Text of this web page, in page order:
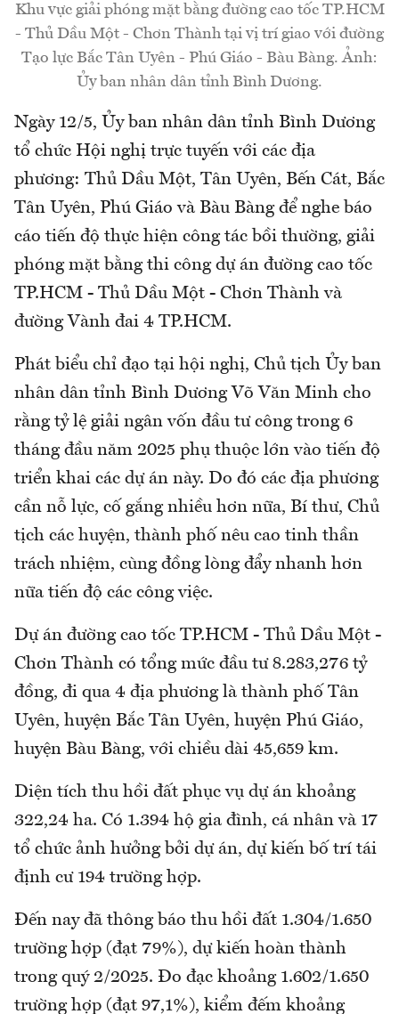
Khu vực giải phóng mặt bằng đường cao tốc TP.HCM
- Thủ Dầu Một - Chơn Thành tại vị trí giao với đường
Tạo lực Bắc Tân Uyên - Phú Giáo - Bàu Bàng. Ảnh:
Ủy ban nhân dân tỉnh Bình Dương.
Ngày 12/5, Ủy ban nhân dân tỉnh Bình Dương
tổ chức Hội nghị trực tuyến với các địa
phương: Thủ Dầu Một, Tân Uyên, Bến Cát, Bắc
Tân Uyên, Phú Giáo và Bàu Bàng để nghe báo
cáo tiến độ thực hiện công tác bồi thường, giải
phóng mặt bằng thi công dự án đường cao tốc
TP.HCM - Thủ Dầu Một - Chơn Thành và
đường Vành đai 4 TP.HCM.
Phát biểu chỉ đạo tại hội nghị, Chủ tịch Ủy ban
nhân dân tỉnh Bình Dương Võ Văn Minh cho
rằng tỷ lệ giải ngân vốn đầu tư công trong 6
tháng đầu năm 2025 phụ thuộc lớn vào tiến độ
triển khai các dự án này. Do đó các địa phương
cần nỗ lực, cố gắng nhiều hơn nữa, Bí thư, Chủ
tịch các huyện, thành phố nêu cao tinh thần
trách nhiệm, cùng đồng lòng đẩy nhanh hơn
nữa tiến độ các công việc.
​Dự án đường cao tốc TP.HCM - Thủ Dầu Một -
Chơn Thành có tổng mức đầu tư 8.283,276 tỷ
đồng, đi qua 4 địa phương là thành phố Tân
Uyên, huyện Bắc Tân Uyên, huyện Phú Giáo,
huyện Bàu Bàng, với chiều dài 45,659 km.
Diện tích thu hồi đất phục vụ dự án khoảng
322,24 ha. Có 1.394 hộ gia đình, cá nhân và 17
tổ chức ảnh hưởng bởi dự án, dự kiến bố trí tái
định cư 194 trường hợp.
Đến nay đã thông báo thu hồi đất 1.304/1.650
trường hợp (đạt 79%), dự kiến hoàn thành
trong quý 2/2025. Đo đạc khoảng 1.602/1.650
trường hợp (đạt 97,1%), kiểm đếm khoảng